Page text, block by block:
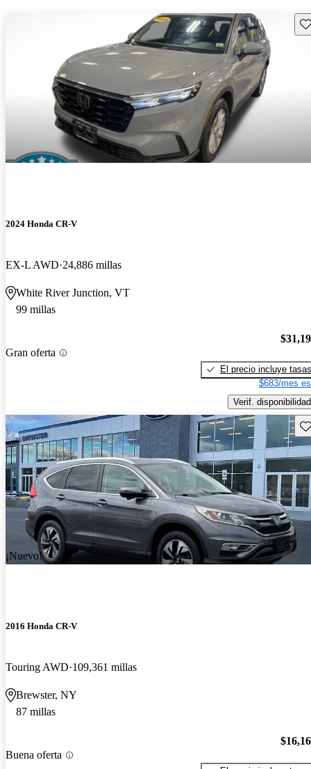
2024 Honda CR-V
EX-L AWD 24,886 millas
White River Junction, VT
99 millas
Gran oferta
El precio incluye tasas
$683/mes
Verif. disponibilidad
¡Nuevo!
2016 Honda CR-V
Touring AWD 109,361 millas
Brewster, NY
87 millas
Buena oferta